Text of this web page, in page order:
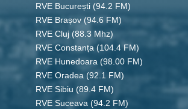
RVE București (94.2 FM)
RVE Brașov (94.6 FM)
RVE Cluj (88.3 Mhz)
RVE Constanța (104.4 FM)
RVE Hunedoara (98.00 FM)
RVE Oradea (92.1 FM)
RVE Sibiu (89.4 FM)
RVE Suceava (94.2 FM)